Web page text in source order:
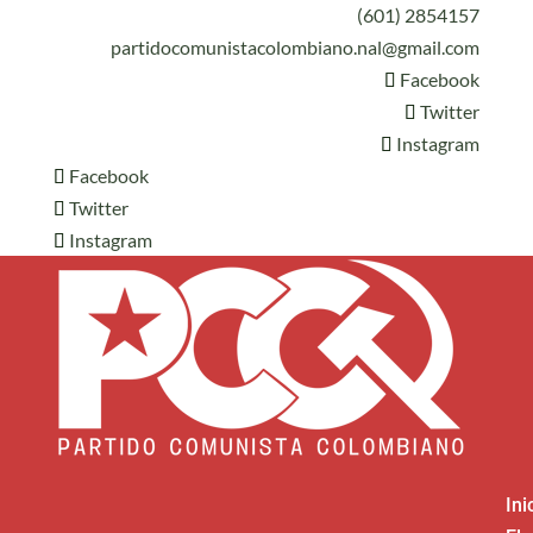
(601) 2854157
partidocomunistacolombiano.nal@gmail.com
Facebook
Twitter
Instagram
Facebook
Twitter
Instagram